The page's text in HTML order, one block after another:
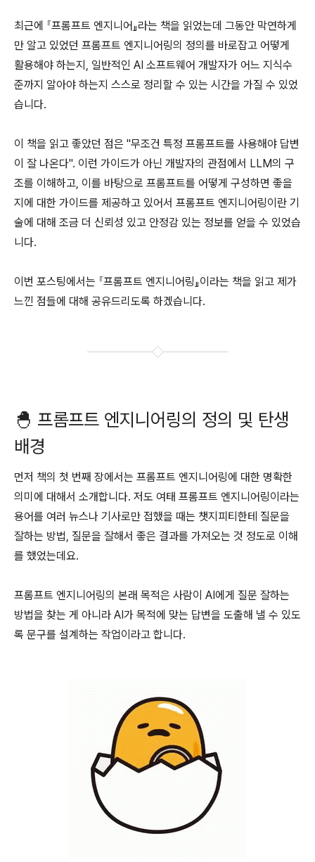
최근에 『프롬프트 엔지니어』라는 책을 읽었는데 그동안 막연하게
만 알고 있었던 프롬프트 엔지니어링의 정의를 바로잡고 어떻게
활용해야 하는지, 일반적인 AI 소프트웨어 개발자가 어느 지식수
준까지 알아야 하는지 스스로 정리할 수 있는 시간을 가질 수 있었
습니다.
이 책을 읽고 좋았던 점은 "무조건 특정 프롬프트를 사용해야 답변
이 잘 나온다". 이런 가이드가 아닌 개발자의 관점에서 LLM의 구
조를 이해하고, 이를 바탕으로 프롬프트를 어떻게 구성하면 좋을
지에 대한 가이드를 제공하고 있어서 프롬프트 엔지니어링이란 기
술에 대해 조금 더 신뢰성 있고 안정감 있는 정보를 얻을 수 있었습
니다.
이번 포스팅에서는 『프롬프트 엔지니어링』이라는 책을 읽고 제가
느낀 점들에 대해 공유드리도록 하겠습니다.
🐣 프롬프트 엔지니어링의 정의 및 탄생
배경
먼저 책의 첫 번째 장에서는 프롬프트 엔지니어링에 대한 명확한
의미에 대해서 소개합니다. 저도 여태 프롬프트 엔지니어링이라는
용어를 여러 뉴스나 기사로만 접했을 때는 챗지피티한테 질문을
잘하는 방법, 질문을 잘해서 좋은 결과를 가져오는 것 정도로 이해
를 했었는데요.
프롬프트 엔지니어링의 본래 목적은 사람이 AI에게 질문 잘하는
방법을 찾는 게 아니라 AI가 목적에 맞는 답변을 도출해 낼 수 있도
록 문구를 설계하는 작업이라고 합니다.